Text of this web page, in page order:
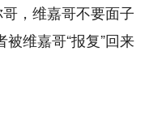
，维嘉哥不要面子
维嘉哥“报复”回来